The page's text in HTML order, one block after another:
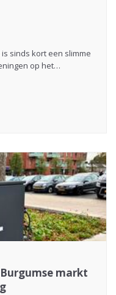
sinds kort een slimme
op het…
markt